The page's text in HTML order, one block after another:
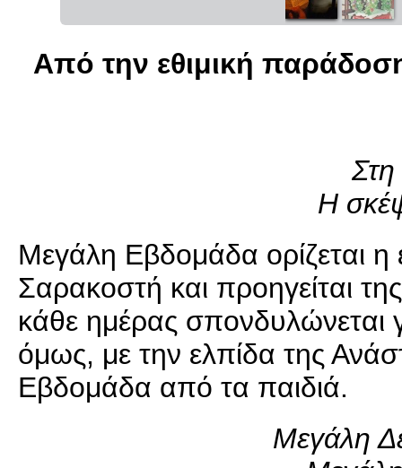
Από την εθιμική
Η
Μεγάλη Εβδομάδα ορίζεται
Σαρακοστή και προηγείται
κάθε ημέρας
όμως, με την ελπίδα της
Εβδομάδα από τα παιδιά.
Μεγάλη